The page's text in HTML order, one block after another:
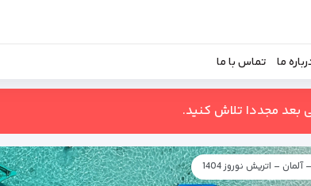
ما تماس با ما
بعد مجددا تلاش کنید.
– اتریش نوروز 1404